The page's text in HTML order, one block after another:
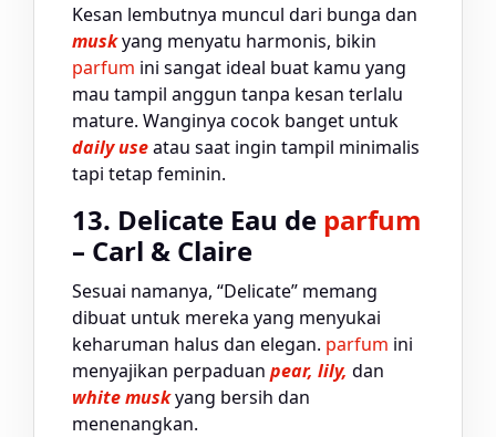
Kesan lembutnya muncul dari bunga dan
muskyang menyatu harmonis, bikin
parfum ini sangat ideal buat kamu yang
mau tampil anggun tanpa kesan terlalu
mature. Wanginya cocok banget untuk
daily useatau saat ingin tampil minimalis
tapi tetap feminin.
13. Delicate Eau de parfum
– Carl & Claire
Sesuai namanya, “Delicate” memang
dibuat untuk mereka yang menyukai
keharuman halus dan elegan. parfum ini
menyajikan perpaduan pear, lily, dan
white muskyang bersih dan
menenangkan.